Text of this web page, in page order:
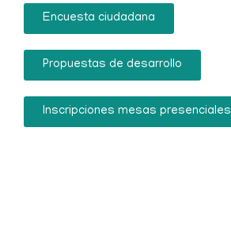
Encuesta ciudadana
Propuestas de desarrollo
Inscripciones mesas presenciales